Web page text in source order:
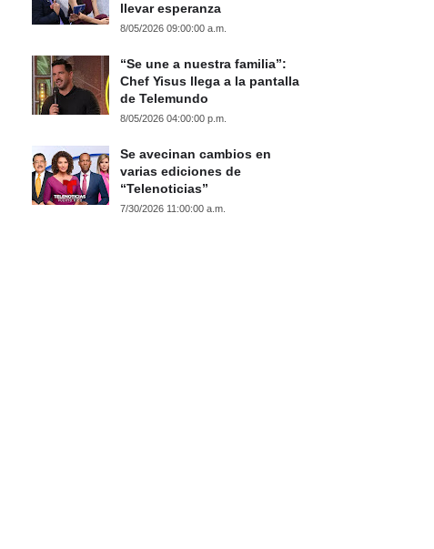
llevar esperanza
8/05/2026 09:00:00 a.m.
“Se une a nuestra familia”:
Chef Yisus llega a la pantalla
de Telemundo
8/05/2026 04:00:00 p.m.
Se avecinan cambios en
varias ediciones de
“Telenoticias”
7/30/2026 11:00:00 a.m.